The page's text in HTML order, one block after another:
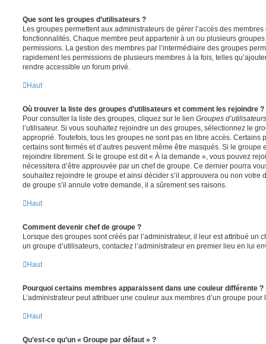
Que sont les groupes d’utilisateurs ?
Les groupes permettent aux administrateurs de gérer l’accès des
fonctionnalités. Chaque membre peut appartenir à un ou plusieurs
permissions. La gestion des membres par l’intermédiaire des groupes
rapidement les permissions de plusieurs membres à la fois, telles
rendre accessible un forum privé.
Haut
Où trouver la liste des groupes d’utilisateurs et comment les rejoindre ?
Pour consulter la liste des groupes, cliquez sur le lien Groupes d’utilisateurs
l’utilisateur. Si vous souhaitez rejoindre un des groupes, sélectionnez le
approprié. Toutefois, tous les groupes ne sont pas en libre accès. Certains
certains sont fermés et d’autres peuvent même être masqués. Si le groupe
rejoindre librement. Si le groupe est dit « À la demande », vous pouvez
nécessitera d’être approuvée par un chef de groupe. Ce dernier pourra
souhaitez rejoindre le groupe et ainsi décider s’il approuvera ou non votre
de groupe s’il annule votre demande, il a sûrement ses raisons.
Haut
Comment devenir chef de groupe ?
Lorsque des groupes sont créés par l’administrateur, il leur est attribué un
un groupe d’utilisateurs, contactez l’administrateur en premier lieu en lui
Haut
Pourquoi certains membres apparaissent dans une couleur différente ?
L’administrateur peut attribuer une couleur aux membres d’un groupe
Haut
Qu’est-ce qu’un « Groupe par défaut » ?